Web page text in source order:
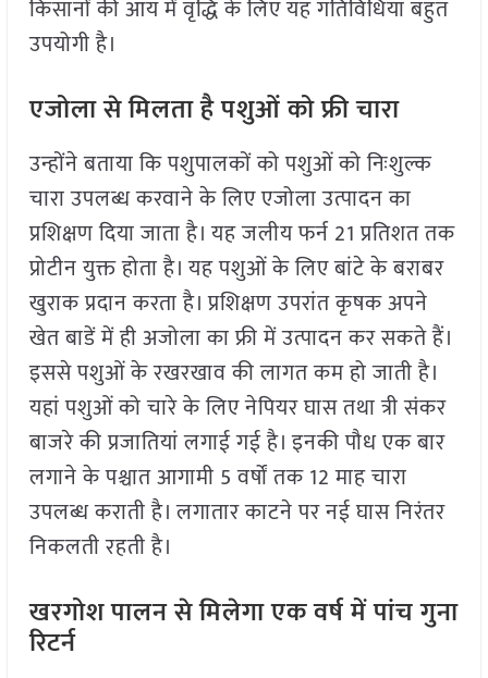
किसानों की आय में वृद्धि के लिए यह गतिविधियां बहुत
उपयोगी है।
एजोला से मिलता है पशुओं को फ्री चारा
उन्होंने बताया कि पशुपालकों को पशुओं को निःशुल्क
चारा उपलब्ध करवाने के लिए एजोला उत्पादन का
प्रशिक्षण दिया जाता है। यह जलीय फर्न 21 प्रतिशत तक
प्रोटीन युक्त होता है। यह पशुओं के लिए बांटे के बराबर
खुराक प्रदान करता है। प्रशिक्षण उपरांत कृषक अपने
खेत बाडें में ही अजोला का फ्री में उत्पादन कर सकते हैं।
इससे पशुओं के रखरखाव की लागत कम हो जाती है।
यहां पशुओं को चारे के लिए नेपियर घास तथा त्री संकर
बाजरे की प्रजातियां लगाई गई है। इनकी पौध एक बार
लगाने के पश्चात आगामी 5 वर्षों तक 12 माह चारा
उपलब्ध कराती है। लगातार काटने पर नई घास निरंतर
निकलती रहती है।
खरगोश पालन से मिलेगा एक वर्ष में पांच गुना
रिटर्न